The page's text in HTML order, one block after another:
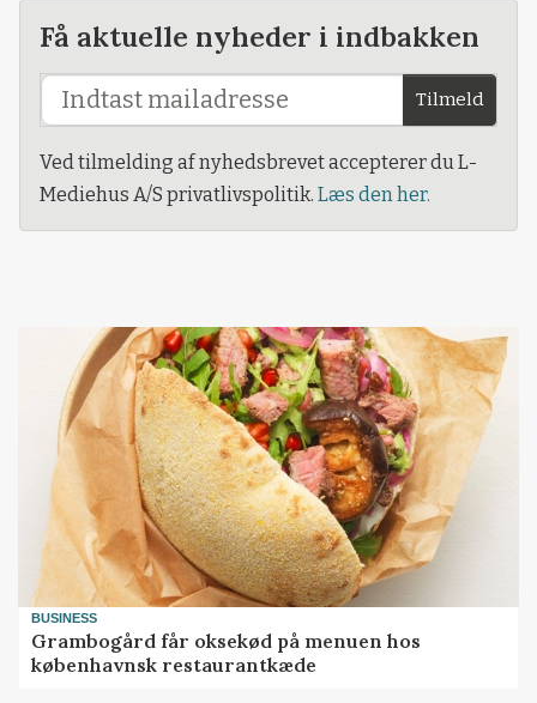
Få aktuelle nyheder i indbakken
Tilmeld
Ved tilmelding af nyhedsbrevet accepterer du L-
Mediehus A/S privatlivspolitik. Læs den her.
BUSINESS
Grambogård får oksekød på menuen hos
københavnsk restaurantkæde